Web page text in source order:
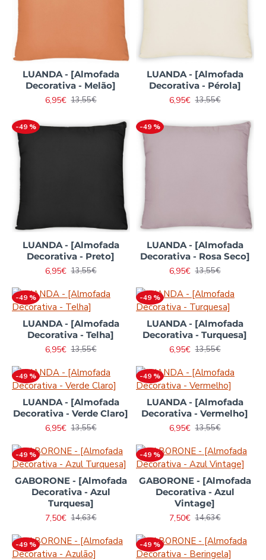
LUANDA - [Almofada
Decorativa - Melão]
6,95€ 13,55€
LUANDA - [Almofada
Decorativa - Pérola]
6,95€ 13,55€
-49 %
LUANDA - [Almofada
Decorativa - Preto]
6,95€ 13,55€
-49 %
LUANDA - [Almofada
Decorativa - Rosa Seco]
6,95€ 13,55€
-49 %
LUANDA - [Almofada
Decorativa - Telha]
6,95€ 13,55€
-49 %
LUANDA - [Almofada
Decorativa - Turquesa]
6,95€ 13,55€
-49 %
LUANDA - [Almofada
Decorativa - Verde Claro]
6,95€ 13,55€
-49 %
LUANDA - [Almofada
Decorativa - Vermelho]
6,95€ 13,55€
-49 %
GABORONE - [Almofada
Decorativa - Azul
Turquesa]
7,50€ 14,63€
-49 %
GABORONE - [Almofada
Decorativa - Azul
Vintage]
7,50€ 14,63€
-49 % -49 %